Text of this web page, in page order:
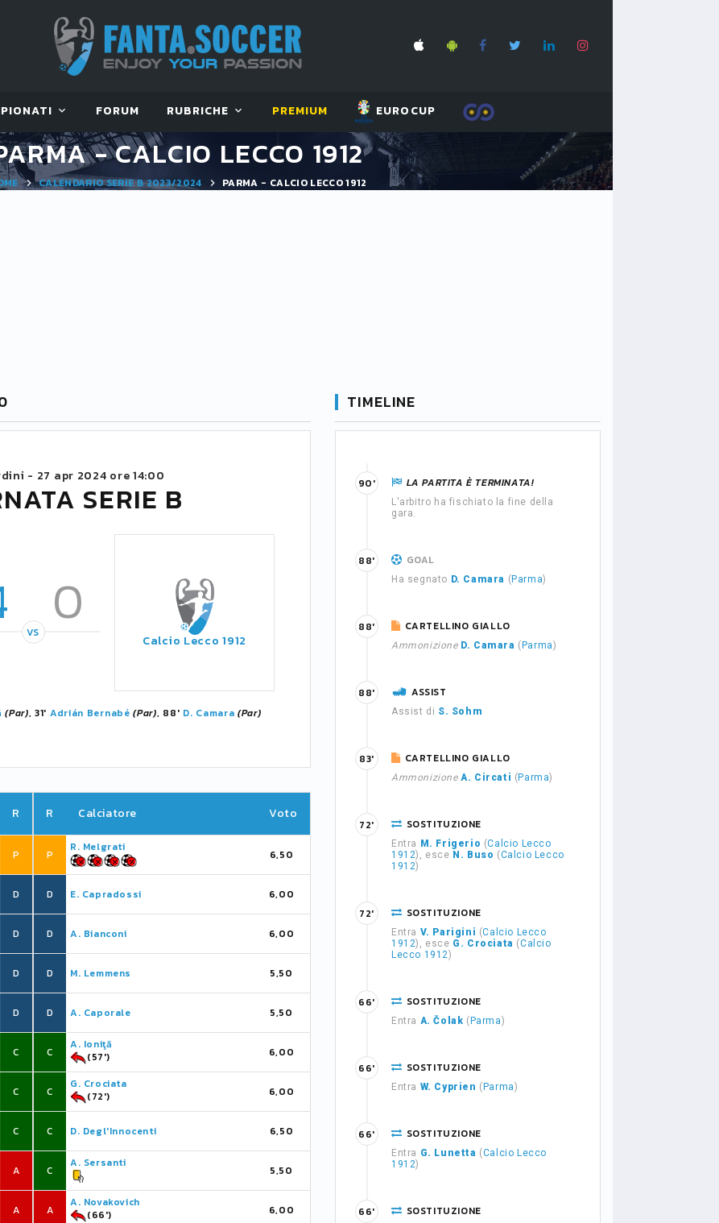
FORUM RUBRICHE PREMIUM EUROCUP
- CALCIO LECCO 1912
CALENDARIO SERIE B 2023/2024 PARMA - CALCIO LECCO 1912
- 27 apr 2024 ore 14:00
SERIE B
0
VS Calcio Lecco 1912
(Par), 31' Adrián Bernabé (Par), 88' D. Camara (Par)
R
P
D
D
D
D
C
C
C
A
A
R Calciatore Voto
P
R. Melgrati
6,50
D E. Capradossi 6,00
D A. Bianconi 6,00
D M. Lemmens 5,50
D A. Caporale 5,50
C
A. Ioniţă
(57')
6,00
C
G. Crociata
(72')
6,00
C D. Degl'Innocenti 6,50
C
A. Sersanti
5,50
A
A. Novakovich
(66')
6,00
TIMELINE
LA PARTITA È TERMINATA!
L'arbitro ha fischiato la fine della
gara.
90'
GOAL
Ha segnato D. Camara ( Parma)
88'
CARTELLINO GIALLO
Ammonizione D. Camara ( Parma)
88'
ASSIST
Assist di S. Sohm
88'
CARTELLINO GIALLO
Ammonizione A. Circati ( Parma)
83'
SOSTITUZIONE
Entra M. Frigerio (Calcio Lecco
1912), esce N. Buso (Calcio Lecco
1912)
72'
SOSTITUZIONE
Entra V. Parigini (Calcio Lecco
1912), esce G. Crociata (Calcio
Lecco 1912)
72'
SOSTITUZIONE
Entra A. Čolak ( Parma)
66'
SOSTITUZIONE
Entra W. Cyprien ( Parma)
66'
SOSTITUZIONE
Entra G. Lunetta (Calcio Lecco
1912)
66'
SOSTITUZIONE
66'